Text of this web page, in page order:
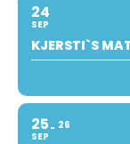
24
SEP
KJERSTI`S
25
SEP
26